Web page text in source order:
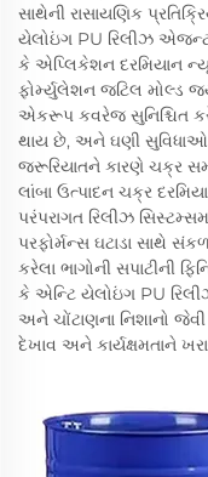
સાથેની રાસાયણિક
યેલોઇંગ PU રિલીઝ એજન્ટ
કે એપ્લિકેશન દરમિયાન
ફોર્મ્યુલેશન જટિલ મોલ્ડ
એકરૂપ કવરેજ સુનિશ્ચિત કરે
થાય છે, અને ઘણી સુવિધાઓ
જરૂરિયાતને કારણે ચક્ર
લાંબા ઉત્પાદન ચક્ર
પરંપરાગત રિલીઝ
પરફોર્મન્સ ઘટાડા સાથે
કરેલા ભાગોની સપાટીની
કે એન્ટિ યેલોઇંગ PU
અને ચોંટાણના નિશાનો
દેખાવ અને કાર્યક્ષમતાને